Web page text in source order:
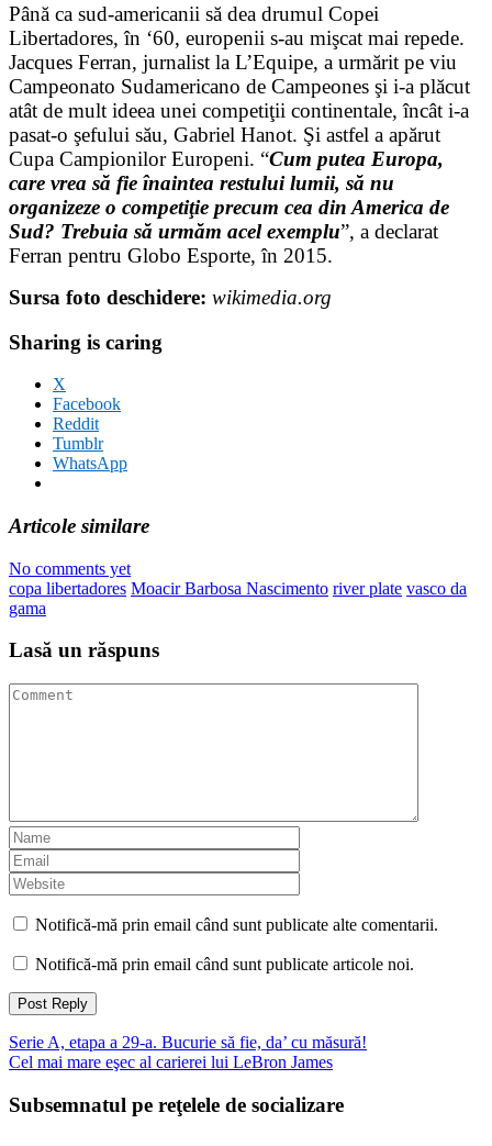
Până ca sud-americanii să dea drumul Copei
Libertadores, în ‘60, europenii s-au mişcat mai repede.
Jacques Ferran, jurnalist la L’Equipe, a urmărit pe viu
Campeonato Sudamericano de Campeones şi i-a plăcut
atât de mult ideea unei competiţii continentale, încât i-a
pasat-o şefului său, Gabriel Hanot. Şi astfel a apărut
Cupa Campionilor Europeni. “Cum putea Europa,
care vrea să fie înaintea restului lumii, să nu
organizeze o competiţie precum cea din America de
Sud? Trebuia să urmăm acel exemplu”, a declarat
Ferran pentru Globo Esporte, în 2015.
Sursa foto deschidere: wikimedia.org
Sharing is caring
X
Facebook
Reddit
Tumblr
WhatsApp
Articole similare
No comments yet
copa libertadores Moacir Barbosa Nascimento river plate vasco da
gama
Lasă un răspuns
Notifică-mă prin email când sunt publicate alte comentarii.
Notifică-mă prin email când sunt publicate articole noi.
Navigare
articole
Serie A, etapa a 29-a. Bucurie să fie, da’ cu măsură!
Cel mai mare eşec al carierei lui LeBron James
Subsemnatul pe reţelele de socializare